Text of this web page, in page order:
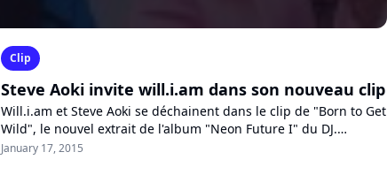
Clip
Steve Aoki invite will.i.am dans son nouveau clip
Will.i.am et Steve Aoki se déchainent dans le clip de "Born to Get
Wild", le nouvel extrait de l'album "Neon Future I" du DJ.
Regardez-le sur Pure Charts...
January 17, 2015